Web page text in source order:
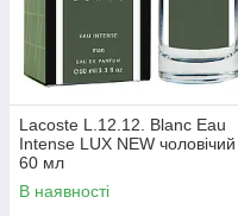
Lacoste L.12.12. Blanc Eau
Intense LUX NEW чоловічий
60 мл
В наявності